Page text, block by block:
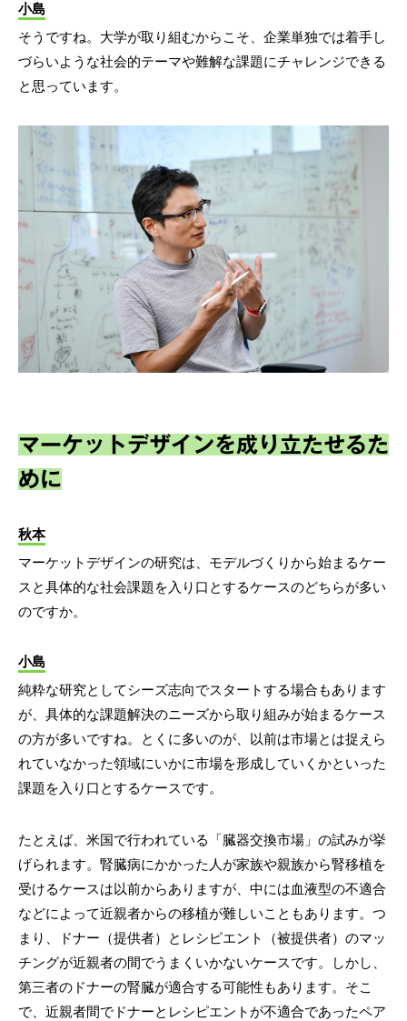
小島
そうですね。大学が取り組むからこそ、企業単独では着手し
づらいような社会的テーマや難解な課題にチャレンジできる
と思っています。
マーケットデザインを成り立たせるた
めに
秋本
マーケットデザインの研究は、モデルづくりから始まるケー
スと具体的な社会課題を入り口とするケースのどちらが多い
のですか。
小島
純粋な研究としてシーズ志向でスタートする場合もあります
が、具体的な課題解決のニーズから取り組みが始まるケース
の方が多いですね。とくに多いのが、以前は市場とは捉えら
れていなかった領域にいかに市場を形成していくかといった
課題を入り口とするケースです。
たとえば、米国で行われている「臓器交換市場」の試みが挙
げられます。腎臓病にかかった人が家族や親族から腎移植を
受けるケースは以前からありますが、中には血液型の不適合
などによって近親者からの移植が難しいこともあります。つ
まり、ドナー（提供者）とレシピエント（被提供者）のマッ
チングが近親者の間でうまくいかないケースです。しかし、
第三者のドナーの腎臓が適合する可能性もあります。そこ
で、近親者間でドナーとレシピエントが不適合であったペア